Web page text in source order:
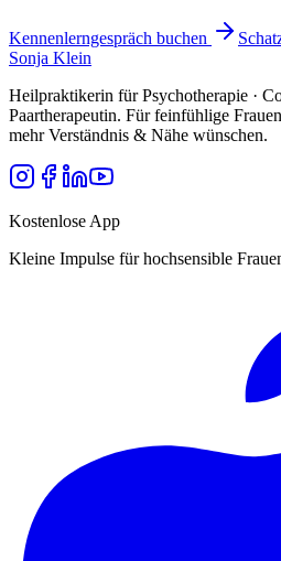
Kennenlerngespräch buchen
Sonja Klein
Heilpraktikerin für Psychotherapie ·
Paartherapeutin. Für feinfühlige
mehr Verständnis & Nähe wünschen.
Kostenlose App
Kleine Impulse für hochsensible